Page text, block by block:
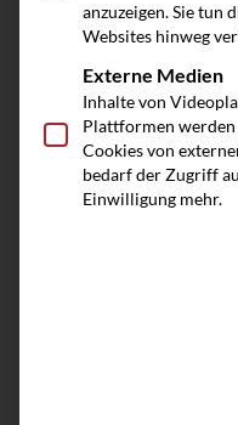
Earn-out-Klauseln
anzuzeigen. Sie tun
Websites hinweg
Externe Medien
Inhalte von
Plattformen
Cookies von
bedarf der Zugriff
Einwilligung mehr.